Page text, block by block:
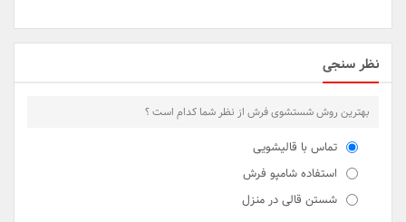
نظر سنجی
بهترین روش شستشوی فرش از نظر شما کدام است ؟
تماس با قالیشویی
استفاده شامپو فرش
شستن قالی در منزل